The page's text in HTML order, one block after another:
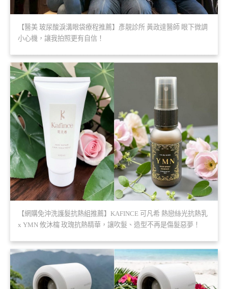
【醫美 玻尿酸淚溝眼袋療程推薦】彥靚診所 黃政達醫師 眼下微調
小心機，讓我拍照更有自信！
【網購免沖洗護髮抗熱組推薦】KAFINCE 可凡希 熱戀絲光抗熱乳
x YMN 攸沐橣 玫瑰抗熱精華，讓吹髮、造型不再是傷髮惡夢！